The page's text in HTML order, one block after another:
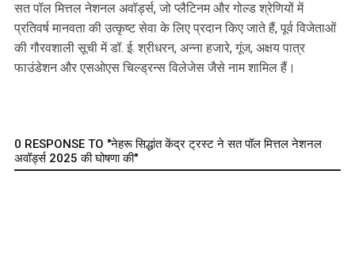
सत पॉल मित्तल नेशनल अवॉर्ड्स, जो प्लैटिनम और गोल्ड श्रेणियों में
प्रतिवर्ष मानवता की उत्कृष्ट सेवा के लिए प्रदान किए जाते हैं, पूर्व विजेताओं
की गौरवशाली सूची में डॉ. ई. श्रीधरन, अन्ना हजारे, गूंज, अक्षय पात्र
फाउंडेशन और एसओएस चिल्ड्रन्स विलेजेस जैसे नाम शामिल हैं।
0 RESPONSE TO "नेहरू सिद्धांत केंद्र ट्रस्ट ने सत पॉल मित्तल नेशनल
अवॉर्ड्स 2025 की घोषणा की"